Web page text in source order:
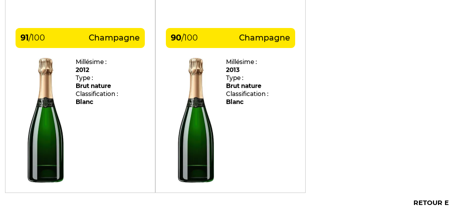
91/100 Champagne
Millésime :
2012
Type :
Brut nature
Classification :
Blanc
90/100 Champagne
Millésime :
2013
Type :
Brut nature
Classification :
Blanc
RETOUR